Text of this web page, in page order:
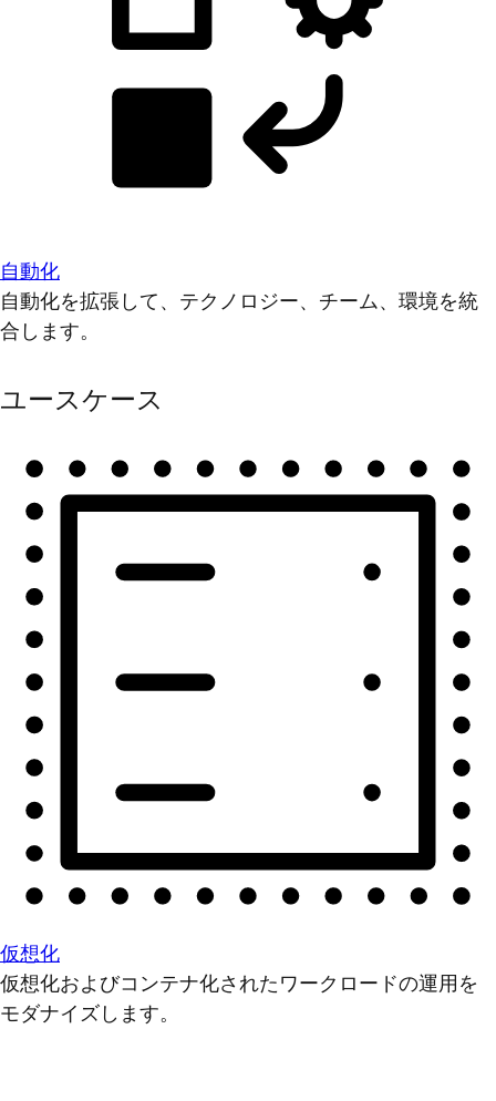
自動化
自動化を拡張して、テクノロジー、チーム、環境を統
合します。
ユースケース
仮想化
仮想化およびコンテナ化されたワークロードの運用を
モダナイズします。